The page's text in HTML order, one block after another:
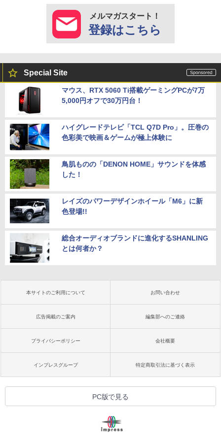
メルマガスタート！
登録はこちら
Special Site
マウス、RTX 5060 Ti搭載ゲーミングPCが7万
5,000円オフで30万円台！
ハイグレードテレビ「TCL Q7D Pro」。圧巻の
色彩美で映画＆ゲームが極上体験に
鳥肌ものの「DENON HOME」サウンドを体感
した！
レイズのパワーデザインホイール「M6」に新
色登場!!
総合オーディオブランドに進化するSHANLING
とは何者か？
本サイトのご利用について お問い合わせ
広告掲載のご案内 編集部へのご連絡
プライバシーポリシー 会社概要
インプレスグループ 特定商取引法に基づく表示
PC版で見る